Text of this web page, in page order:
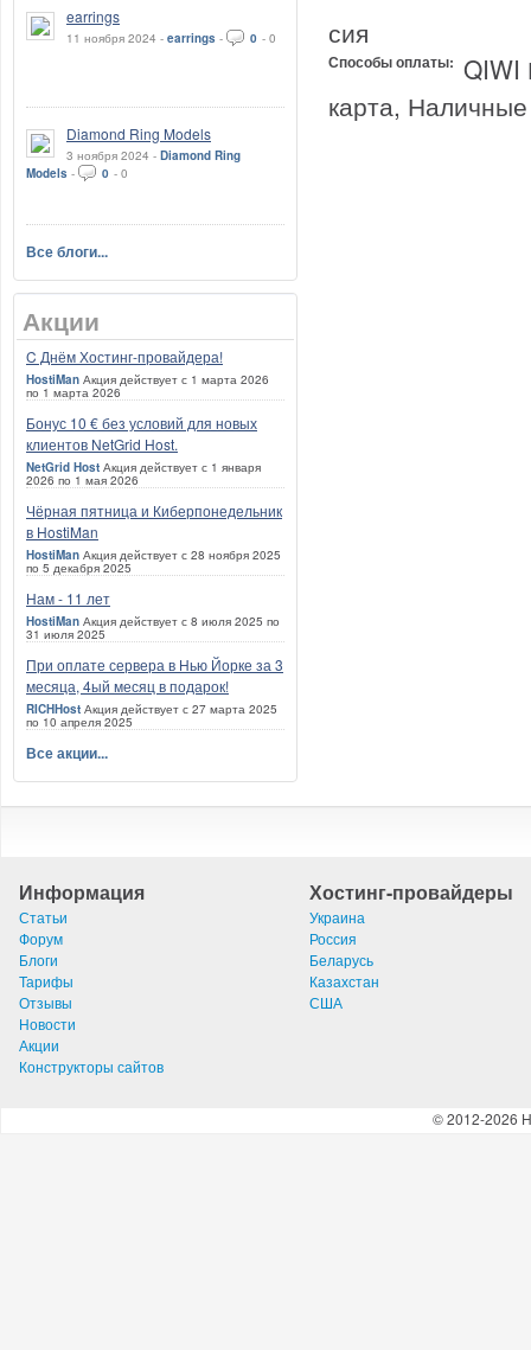
earrings
11 ноября 2024 - earrings - 0 - 0
Diamond Ring Models
3 ноября 2024 - Diamond Ring
Models - 0 - 0
Все блоги...
Акции
C Днём Хостинг-провайдера!
HostiMan Акция действует с 1 марта 2026
по 1 марта 2026
Бонус 10 € без условий для новых
клиентов NetGrid Host.
NetGrid Host Акция действует с 1 января
2026 по 1 мая 2026
Чёрная пятница и Киберпонедельник
в HostiMan
HostiMan Акция действует с 28 ноября 2025
по 5 декабря 2025
Нам - 11 лет
HostiMan Акция действует с 8 июля 2025 по
31 июля 2025
При оплате сервера в Нью Йорке за 3
месяца, 4ый месяц в подарок!
RICHHost Акция действует с 27 марта 2025
по 10 апреля 2025
Все акции...
сия
Способы оплаты: QIWI
карта,
Информация
Статьи
Форум
Блоги
Тарифы
Отзывы
Новости
Акции
Конструкторы сайтов
Хостинг-провайдеры
Украина
Россия
Беларусь
Казахстан
США
© 2012-2026